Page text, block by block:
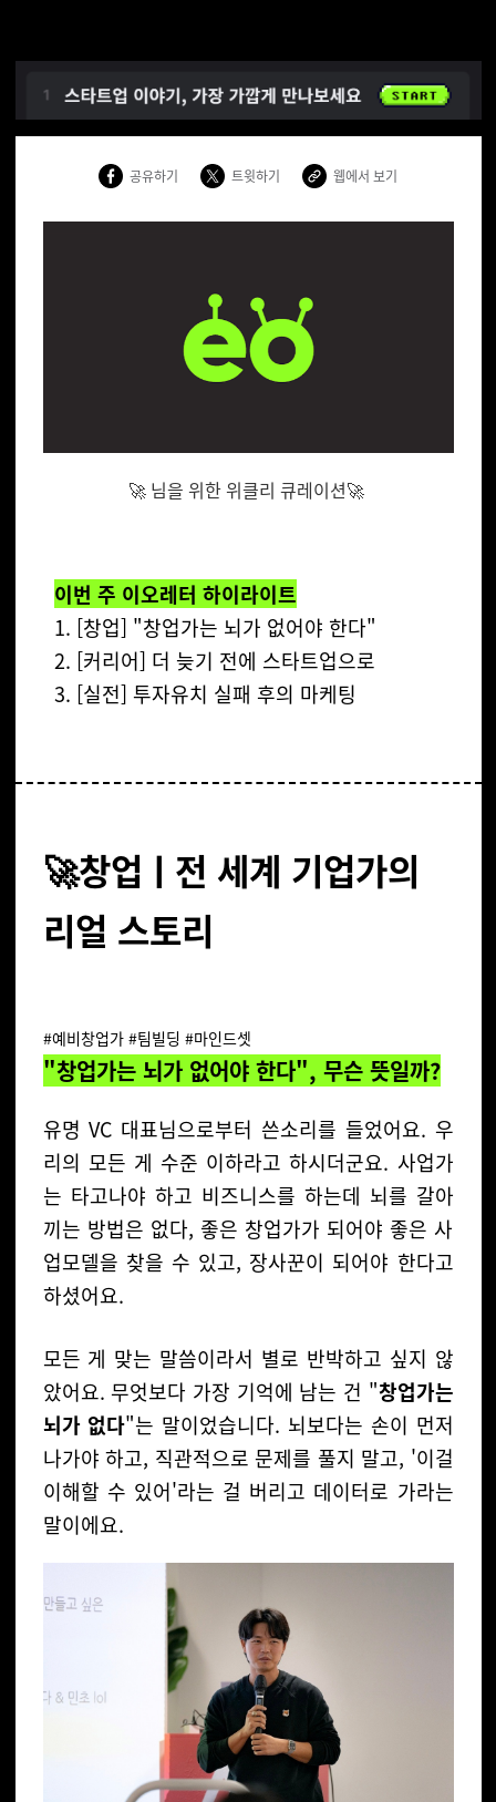
공유하기 트윗하기 웹에서 보기
🚀 님을 위한 위클리 큐레이션🚀
이번 주 이오레터 하이라이트
[창업] "창업가는 뇌가 없어야 한다"
[커리어] 더 늦기 전에 스타트업으로
[실전] 투자유치 실패 후의 마케팅
🚀창업ㅣ전 세계 기업가의
리얼 스토리
#예비창업가 #팀빌딩 #마인드셋
"창업가는 뇌가 없어야 한다", 무슨 뜻일까?
유명 VC 대표님으로부터 쓴소리를 들었어요. 우
리의 모든 게 수준 이하라고 하시더군요. 사업가
는 타고나야 하고 비즈니스를 하는데 뇌를 갈아
끼는 방법은 없다, 좋은 창업가가 되어야 좋은 사
업모델을 찾을 수 있고, 장사꾼이 되어야 한다고
하셨어요.
모든 게 맞는 말씀이라서 별로 반박하고 싶지 않
았어요. 무엇보다 가장 기억에 남는 건 "창업가는
뇌가 없다"는 말이었습니다. 뇌보다는 손이 먼저
나가야 하고, 직관적으로 문제를 풀지 말고, '이걸
이해할 수 있어'라는 걸 버리고 데이터로 가라는
말이에요.